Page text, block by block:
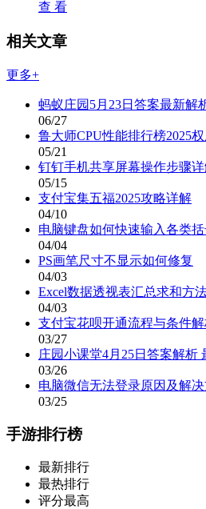
查 看
相关文章
更多+
蚂蚁庄园5月23日答案最新解
06/27
鲁大师CPU性能排行榜2025
05/21
钉钉手机共享屏幕操作步骤
05/15
支付宝集五福2025攻略详解
04/10
电脑键盘如何快速输入各类
04/04
PS画笔尺寸不显示如何修复
04/03
Excel数据透视表汇总求和方
04/03
支付宝花呗开通流程与条件
03/27
庄园小课堂4月25日答案解析
03/26
电脑微信无法登录原因及解
03/25
手游排行榜
最新排行
最热排行
评分最高